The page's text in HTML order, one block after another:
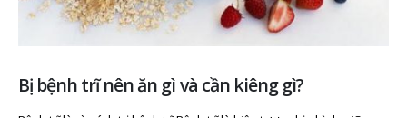
Bị bệnh trĩ nên ăn gì và cần kiêng gì?